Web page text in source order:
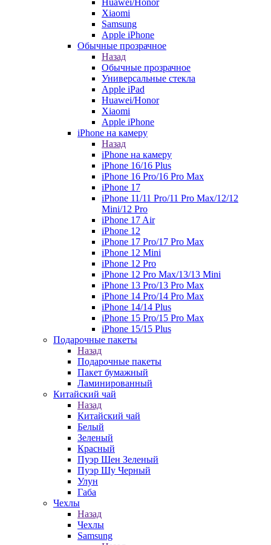
Huawei/Honor
Xiaomi
Samsung
Apple iPhone
Обычные прозрачное
Назад
Обычные прозрачное
Универсальные стекла
Apple iPad
Huawei/Honor
Xiaomi
Apple iPhone
iPhone на камеру
Назад
iPhone на камеру
iPhone 16/16 Plus
iPhone 16 Pro/16 Pro Max
iPhone 17
iPhone 11/11 Pro/11 Pro Max/12/12
Mini/12 Pro
iPhone 17 Air
iPhone 12
iPhone 17 Pro/17 Pro Max
iPhone 12 Mini
iPhone 12 Pro
iPhone 12 Pro Max/13/13 Mini
iPhone 13 Pro/13 Pro Max
iPhone 14 Pro/14 Pro Max
iPhone 14/14 Plus
iPhone 15 Pro/15 Pro Max
iPhone 15/15 Plus
Подарочные пакеты
Назад
Подарочные пакеты
Пакет бумажный
Ламинированный
Китайский чай
Назад
Китайский чай
Белый
Зеленый
Красный
Пуэр Шен Зеленый
Пуэр Шу Черный
Улун
Габа
Чехлы
Назад
Чехлы
Samsung